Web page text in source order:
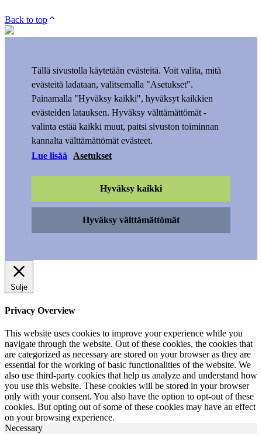
Back to top
Tällä sivustolla käytetään evästeitä. Voit valita, mitä
evästeitä ladataan, valitsemalla "Asetukset".
Painamalla "Hyväksy kaikki", hyväksyt kaikkien
evästeiden latauksen. Hyväksy välttämättömät -
valinta estää kaikki muut, paitsi sivuston toiminnan
kannalta välttämättömät evästeet.
Lue lisää
Asetukset
Hyväksy kaikki
Hyväksy välttämättömät
Sulje
Privacy Overview
This website uses cookies to improve your experience while you
navigate through the website. Out of these cookies, the cookies that
are categorized as necessary are stored on your browser as they are
essential for the working of basic functionalities of the website. We
also use third-party cookies that help us analyze and understand how
you use this website. These cookies will be stored in your browser
only with your consent. You also have the option to opt-out of these
cookies. But opting out of some of these cookies may have an effect
on your browsing experience.
Necessary